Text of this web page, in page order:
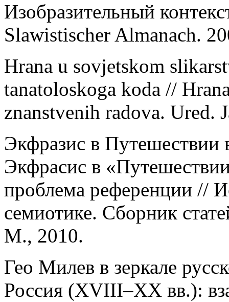
Изобразительный
Slawistischer Almanach.
Hrana u sovjetskom
tanatoloskoga koda //
znanstvenih radova. Ured.
Экфразис в
Экфрасис в
проблема референции //
семиотике. Сборник
М., 2010.
Гео Милев в зеркале
Россия (XVIII–XX вв.):